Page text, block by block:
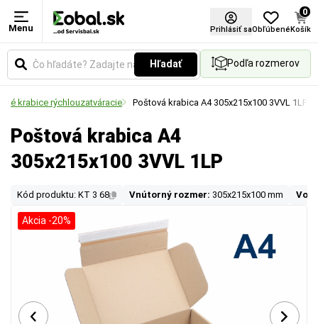
Menu Prihlásiť saObľúbené
0
Košík
Hľadať Podľa rozmerov
krabice rýchlouzatváracie Poštová krabica A4 305x215x100 3VVL 1LP
Poštová krabica A4
305x215x100 3VVL 1LP
Kód produktu: KT 3 68 Vnútorný rozmer: 305x215x100 mm
Akcia -20%